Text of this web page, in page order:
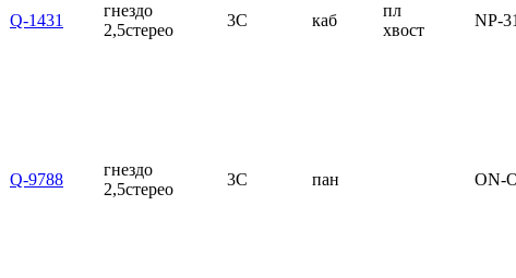
Q-1431
гнездо
2,5стерео
3C каб
пл
хвост
NP-
Q-9788
гнездо
2,5стерео
3C пан ON-